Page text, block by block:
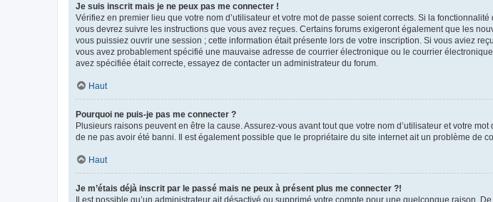
Je suis inscrit mais je ne peux pas me connecter !
Vérifiez en premier lieu que votre nom d’utilisateur et votre mot de passe soient corrects. Si la
vous devrez suivre les instructions que vous avez reçues. Certains forums exigeront également que les
vous puissiez ouvrir une session ; cette information était présente lors de votre inscription. Si vous aviez
vous avez probablement spécifié une mauvaise adresse de courrier électronique ou le courrier
avez spécifiée était correcte, essayez de contacter un administrateur du forum.
Haut
Pourquoi ne puis-je pas me connecter ?
Plusieurs raisons peuvent en être la cause. Assurez-vous avant tout que votre nom d’utilisateur et votre
de ne pas avoir été banni. Il est également possible que le propriétaire du site internet ait un problème de
Haut
Je m’étais déjà inscrit par le passé mais ne peux à présent plus me connecter ?!
Il est possible qu’un administrateur ait désactivé ou supprimé votre compte pour une quelconque raison.